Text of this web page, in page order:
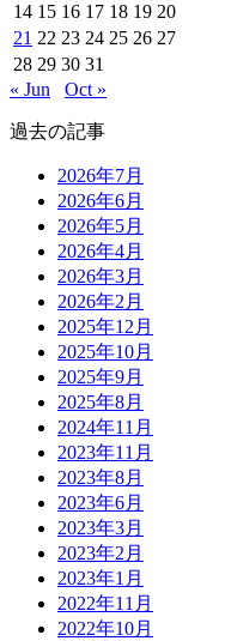
14 15 16 17 18 19 20
21 22 23 24 25 26 27
28 29 30 31
« Jun
Oct »
過去の記事
2026年7月
2026年6月
2026年5月
2026年4月
2026年3月
2026年2月
2025年12月
2025年10月
2025年9月
2025年8月
2024年11月
2023年11月
2023年8月
2023年6月
2023年3月
2023年2月
2023年1月
2022年11月
2022年10月